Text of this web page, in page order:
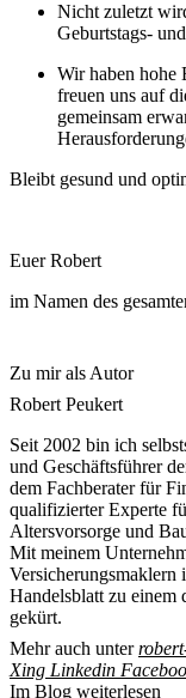
Nicht zuletzt
Geburtstags-
Wir haben hohe
freuen uns auf
gemeinsam
Bleibt gesund und
Euer Robert
im Namen des
Zu mir als Autor
Robert Peukert
Seit 2002 bin ich
und Geschäftsführer
dem Fachberater für
qualifizierter Experte
Altersvorsorge und
Mit meinem
Handelsblatt zu einem
gekürt.
Mehr auch unter
Xing Linkedin
Im Blog weiterlesen